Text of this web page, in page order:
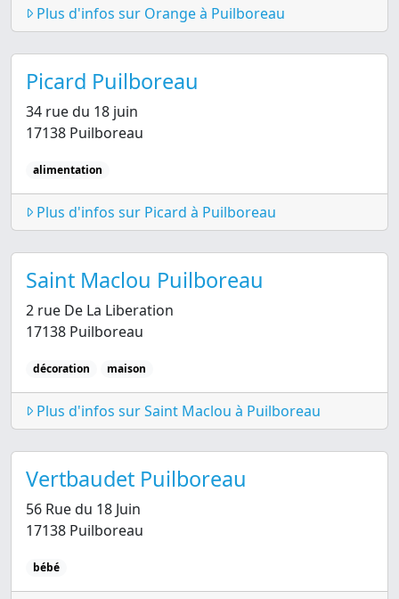
Plus d'infos sur Orange à Puilboreau
Picard Puilboreau
34 rue du 18 juin
17138 Puilboreau
alimentation
Plus d'infos sur Picard à Puilboreau
Saint Maclou Puilboreau
2 rue De La Liberation
17138 Puilboreau
décoration maison
Plus d'infos sur Saint Maclou à Puilboreau
Vertbaudet Puilboreau
56 Rue du 18 Juin
17138 Puilboreau
bébé